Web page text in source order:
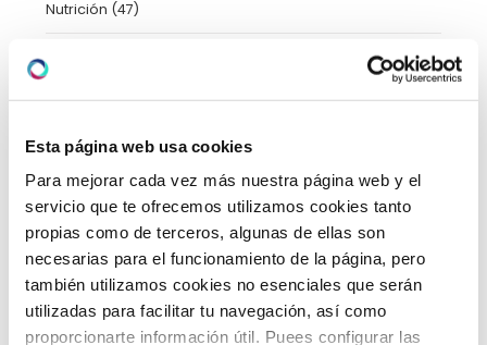
Esta página web usa cookies
Para mejorar cada vez más nuestra página web y el
servicio que te ofrecemos utilizamos cookies tanto
propias como de terceros, algunas de ellas son
necesarias para el funcionamiento de la página, pero
también utilizamos cookies no esenciales que serán
utilizadas para facilitar tu navegación, así como
proporcionarte información útil. Puees configurar las
Nutrición (47)
Patrocinio(7)
Pediatría(13)
Pediatría
Prensa y Medios(206)
Protocolos Covid (1)
Psicología(2)